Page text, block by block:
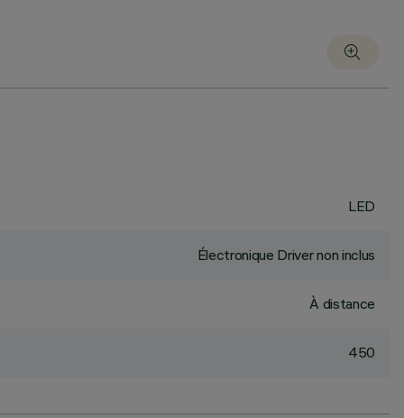
LED
Électronique Driver non inclus
À distance
450